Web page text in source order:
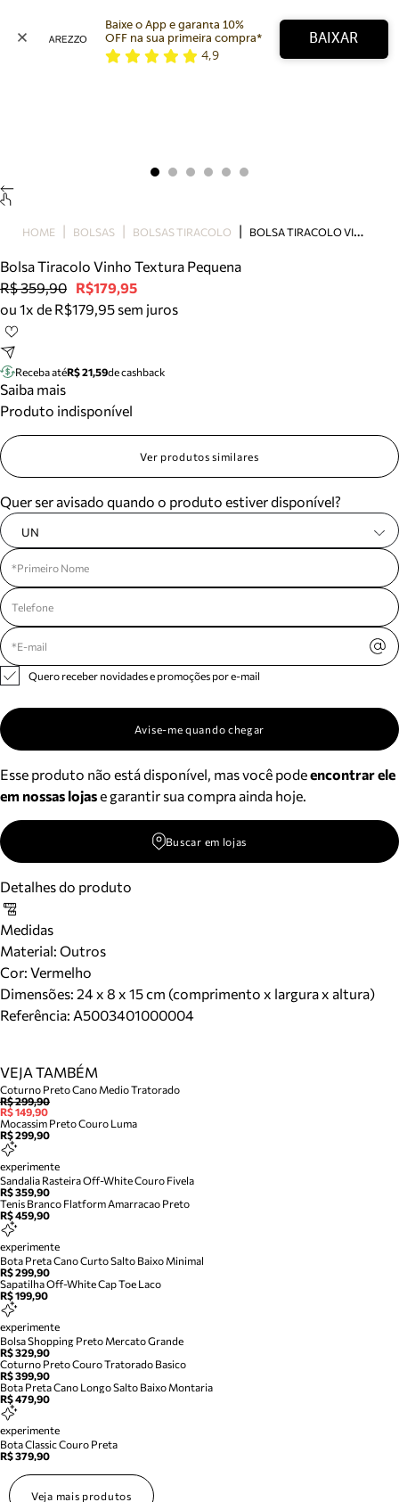
Bolsa
Tamanco
Tênis
Mule
Tire dúvidas sobre pedidos, devoluções e mais.
Meus pedidos
Acompanhe seus pedidos e solicite devoluções.
Baixe o App e garanta 10%
OFF na sua primeira compra*
4,9
BAIXAR
HOME BOLSAS BOLSAS TIRACOLO B
OLSA TIRACOLO VINHO TEXTURA PEQUENA
Bolsa Tiracolo Vinho Textura Pequena
R$ 359,90 R$179,95
ou 1x de R$179,95 sem juros
Receba atéR$ 21,59de cashback
Saiba mais
Produto indisponível
Ver produtos similares
Quer ser avisado quando o produto estiver disponível?
UN
Quero receber novidades e promoções por e-mail
Avise-me quando chegar
Esse produto não está disponível, mas você podeencontrar ele
em nossas lojase garantir sua compra ainda hoje.
Buscar em lojas
Detalhes do produto
Medidas
Material: Outros
Cor: Vermelho
Dimensões: 24 x 8 x 15 cm (comprimento x largura x altura)
Referência: A5003401000004
VEJA TAMBÉM
Coturno Preto Cano Medio Tratorado
R$ 299,90
R$ 149,90
Mocassim Preto Couro Luma
R$ 299,90
experimente
Sandalia Rasteira Off-White Couro Fivela
R$ 359,90
Tenis Branco Flatform Amarracao Preto
R$ 459,90
experimente
Bota Preta Cano Curto Salto Baixo Minimal
R$ 299,90
Sapatilha Off-White Cap Toe Laco
R$ 199,90
experimente
Bolsa Shopping Preto Mercato Grande
R$ 329,90
Coturno Preto Couro Tratorado Basico
R$ 399,90
Bota Preta Cano Longo Salto Baixo Montaria
R$ 479,90
experimente
Bota Classic Couro Preta
R$ 379,90
Veja mais produtos